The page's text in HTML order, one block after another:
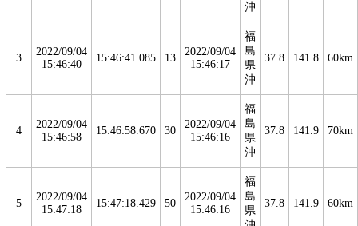
沖
3
2022/09/04
15:46:40
15:46:41.085 13
2022/09/04
15:46:17
福
島
県
沖
37.8 141.8 60km
4
2022/09/04
15:46:58
15:46:58.670 30
2022/09/04
15:46:16
福
島
県
沖
37.8 141.9 70km
5
2022/09/04
15:47:18
15:47:18.429 50
2022/09/04
15:46:16
福
島
県
37.8 141.9 60km